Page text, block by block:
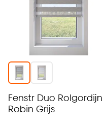
Fenstr Duo Rolgordijn
Robin Grijs